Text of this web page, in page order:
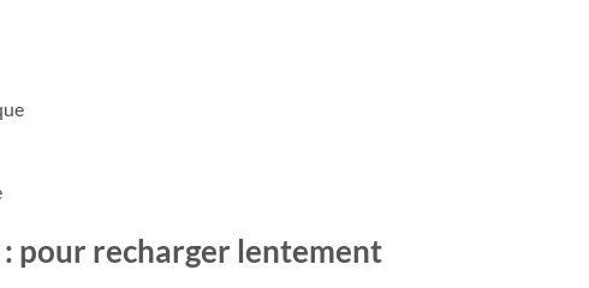
pour recharger lentement